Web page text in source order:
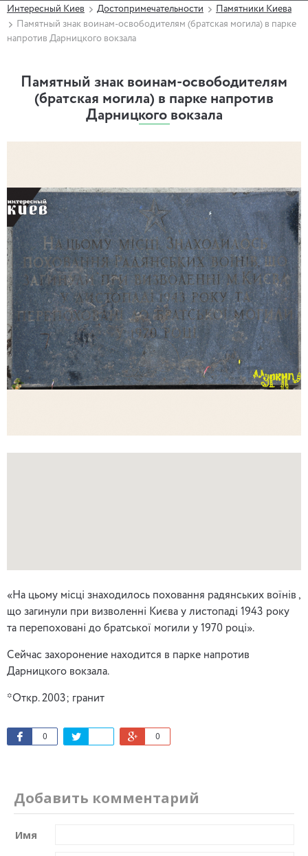
Интересный Киев Достопримечательности
Памятники Киева
Памятный знак воинам-освободителям (братская могила) в парке
напротив Дарницкого вокзала
Памятный знак воинам-освободителям
(братская могила) в парке напротив
Дарницкого вокзала
«На цьому місці знаходилось поховання радянських воїнів ,
що загинули при визволенні Києва у листопаді 1943 року
та перепоховані до братської могили у 1970 році».
Сейчас захоронение находится в парке напротив
Дарницкого вокзала.
*Откр. 2003; гранит
0 0
Добавить комментарий
Имя